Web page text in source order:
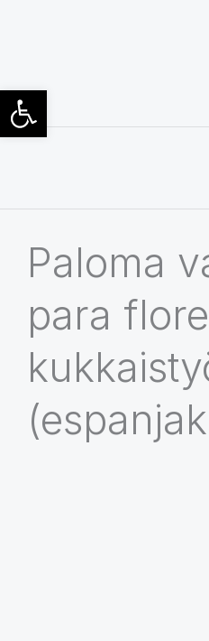
Paloma
para
Open toolbar